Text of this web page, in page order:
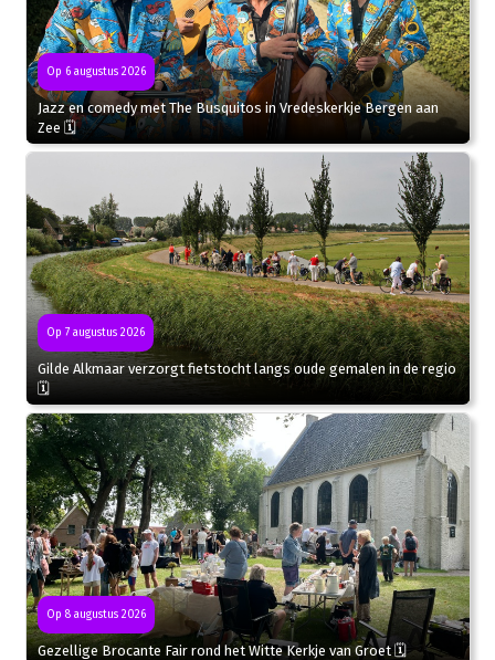
Op 6 augustus 2026
Jazz en comedy met The Busquitos in Vredeskerkje Bergen aan
Zee 🗓
Op 7 augustus 2026
Gilde Alkmaar verzorgt fietstocht langs oude gemalen in de regio
🗓
Op 8 augustus 2026
Gezellige Brocante Fair rond het Witte Kerkje van Groet 🗓